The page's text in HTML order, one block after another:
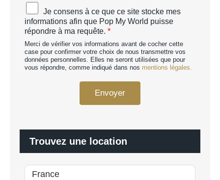
C
H
A
p
e
r
s
o
s
A
c
c
o
r
d
R
Je consens à ce que ce site stocke mes
informations afin que Pop My World puisse
répondre à ma requête. *
Merci de vérifier vos informations avant de cocher cette
case pour confirmer votre choix de nous transmettre vos
données personnelles. Elles ne seront utilisées que pour
vous répondre, comme indiqué dans nos mentions légales.
Envoyer
Trouvez une location